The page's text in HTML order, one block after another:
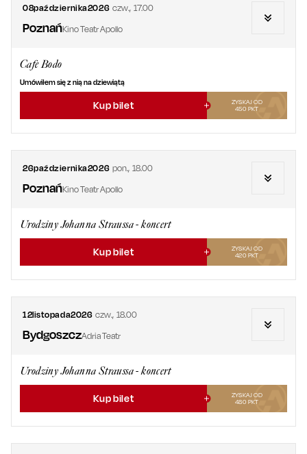
08października2026 czw.,17.00
PoznańKino Teatr Apollo
Cafe Bodo
Umówiłem się z nią na dziewiątą
Kup bilet
ZYSKAJ OD
450 PKT
26października2026 pon.,18.00
PoznańKino Teatr Apollo
Urodziny Johanna Straussa - koncert
Kup bilet
ZYSKAJ OD
420 PKT
12listopada2026 czw.,18.00
BydgoszczAdria Teatr
Urodziny Johanna Straussa - koncert
Kup bilet
ZYSKAJ OD
480 PKT